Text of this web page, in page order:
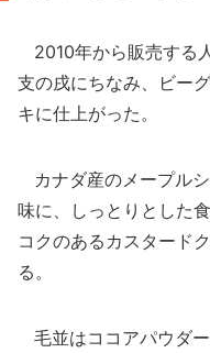
2010年から販売する
支の戌にちなみ、ビー
キに仕上がった。
カナダ産のメープル
味に、しっとりとした
コクのあるカスタード
る。
毛並はココアパウダ